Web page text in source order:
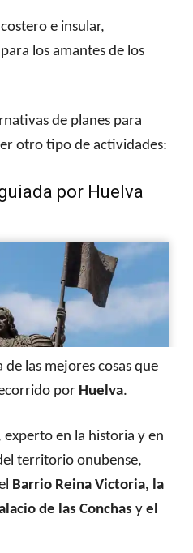
e insular,
los amantes de los
de planes para
otro tipo de actividades:
por Huelva
de las mejores cosas que
por Huelva.
experto en la historia y en
territorio onubense,
Barrio Reina Victoria, la
de las Conchas y el